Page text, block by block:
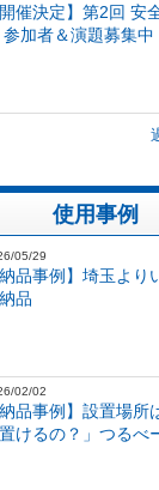
開催決定】第2回 安
参加者＆演題募集中
使用事例
05/29
納品事例】埼玉よ
品
02/02
納品事例】設置場
けるの？」つるべ